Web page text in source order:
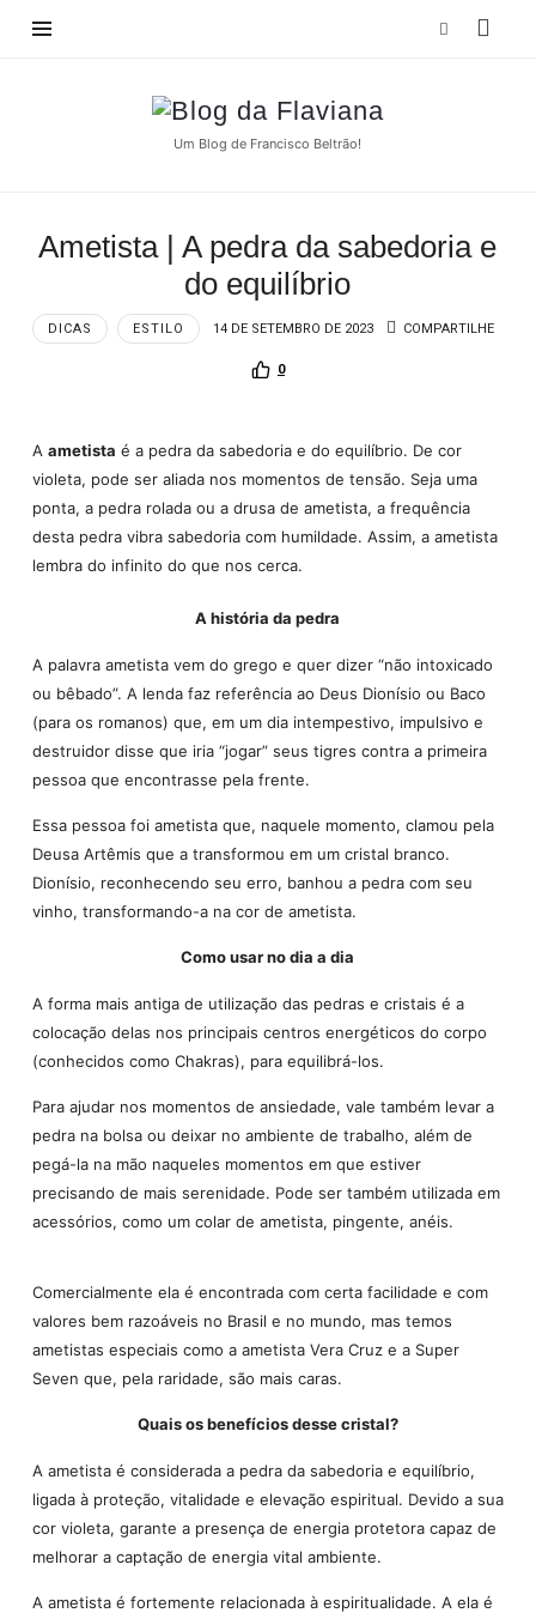
Blog
daUm Blog de Francisco Beltrão!
Ametista | A pedra da sabedoria e
do equilíbrio
DICAS ESTILO 14 DE SETEMBRO DE 2023 COMPARTILHE
0
A ametista é a pedra da sabedoria e do equilíbrio. De cor
violeta, pode ser aliada nos momentos de tensão. Seja uma
ponta, a pedra rolada ou a drusa de ametista, a frequência
desta pedra vibra sabedoria com humildade. Assim, a ametista
lembra do infinito do que nos cerca.
A história da pedra
A palavra ametista vem do grego e quer dizer “não intoxicado
ou bêbado”. A lenda faz referência ao Deus Dionísio ou Baco
(para os romanos) que, em um dia intempestivo, impulsivo e
destruidor disse que iria “jogar” seus tigres contra a primeira
pessoa que encontrasse pela frente.
Essa pessoa foi ametista que, naquele momento, clamou pela
Deusa Artêmis que a transformou em um cristal branco.
Dionísio, reconhecendo seu erro, banhou a pedra com seu
vinho, transformando-a na cor de ametista.
Como usar no dia a dia
A forma mais antiga de utilização das pedras e cristais é a
colocação delas nos principais centros energéticos do corpo
(conhecidos como Chakras), para equilibrá-los.
Para ajudar nos momentos de ansiedade, vale também levar a
pedra na bolsa ou deixar no ambiente de trabalho, além de
pegá-la na mão naqueles momentos em que estiver
precisando de mais serenidade. Pode ser também utilizada em
acessórios, como um colar de ametista, pingente, anéis.
Comercialmente ela é encontrada com certa facilidade e com
valores bem razoáveis no Brasil e no mundo, mas temos
ametistas especiais como a ametista Vera Cruz e a Super
Seven que, pela raridade, são mais caras.
Quais os benefícios desse cristal?
A ametista é considerada a pedra da sabedoria e equilíbrio,
ligada à proteção, vitalidade e elevação espiritual. Devido a sua
cor violeta, garante a presença de energia protetora capaz de
melhorar a captação de energia vital ambiente.
A ametista é fortemente relacionada à espiritualidade. A ela é